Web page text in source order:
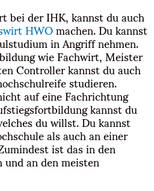
bei der IHK, kannst du auch
HWOmachen. Du kannst
in Angriff nehmen.
wie Fachwirt, Meister
Controller kannst du auch
studieren.
auf eine Fachrichtung
kannst du
du willst. Du kannst
als auch an einer
ist das in den
an den meisten